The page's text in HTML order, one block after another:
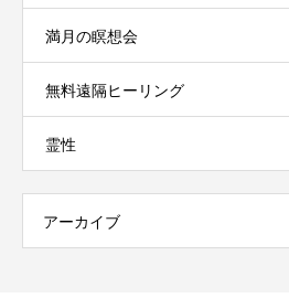
満月の瞑想会
無料遠隔ヒーリング
霊性
アーカイブ